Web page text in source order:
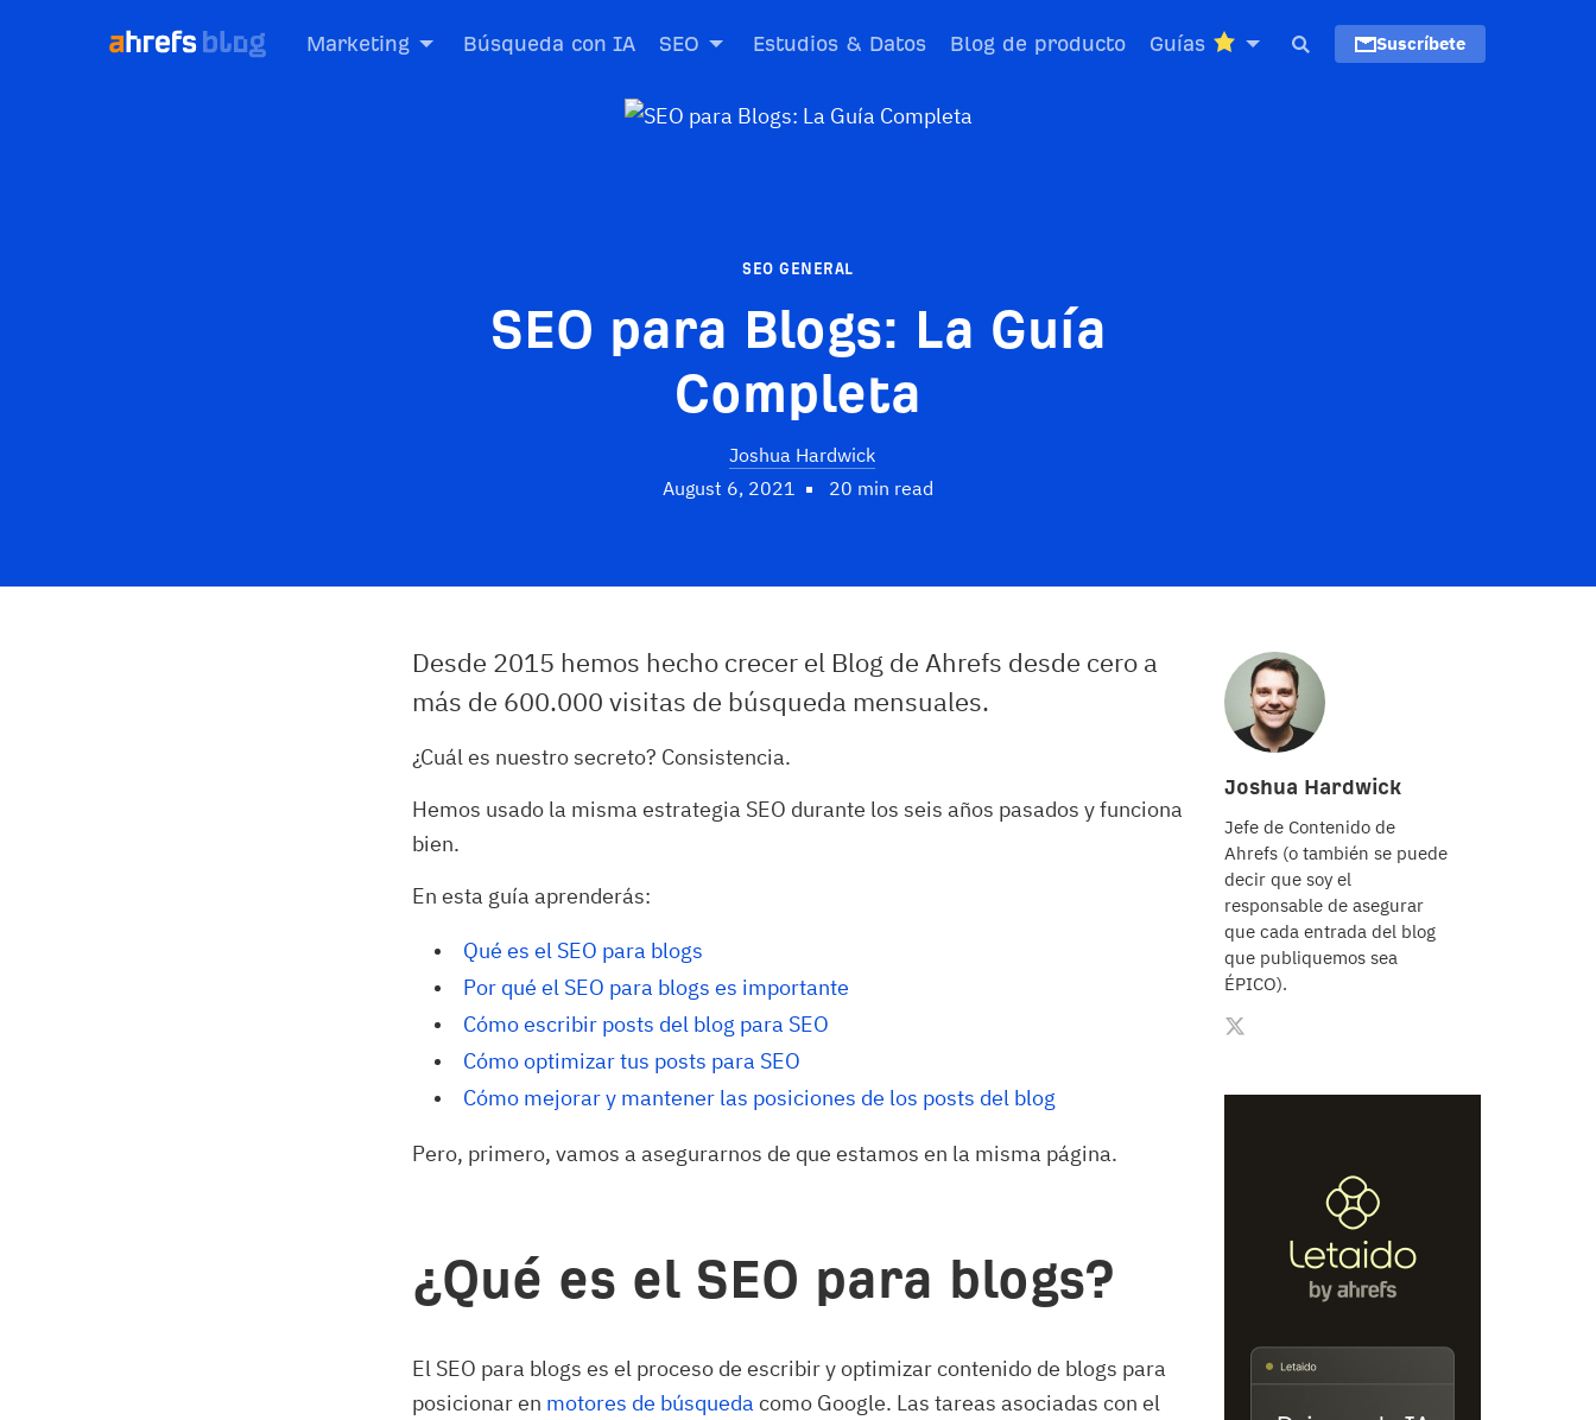
Marketing Búsqueda con IA SEO Estudios & Datos Blog de producto Guías Suscríbete
SEO GENERAL
SEO para Blogs: La Guía
Completa
Joshua Hardwick
August 6, 2021
20 min read
Joshua Hardwick
Jefe de Contenido de
Ahrefs (o también se puede
decir que soy el
responsable de asegurar
que cada entrada del blog
que publiquemos sea
ÉPICO).
Desde 2015 hemos hecho crecer el Blog de Ahrefs desde cero a
más de 600.000 visitas de búsqueda mensuales.
¿Cuál es nuestro secreto? Consistencia.
Hemos usado la misma estrategia SEO durante los seis años pasados y funciona
bien.
En esta guía aprenderás:
Qué es el SEO para blogs
Por qué el SEO para blogs es importante
Cómo escribir posts del blog para SEO
Cómo optimizar tus posts para SEO
Cómo mejorar y mantener las posiciones de los posts del blog
Pero, primero, vamos a asegurarnos de que estamos en la misma página.
¿Qué es el SEO para blogs?
El SEO para blogs es el proceso de escribir y optimizar contenido de blogs para
posicionar en motores de búsquedacomo Google. Las tareas asociadas con el